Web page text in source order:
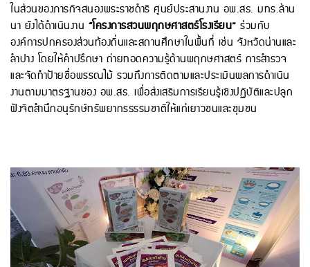
ในส่วนของภารกิจสนองพระราชดำริ ศูนย์ประสานงาน อพ.สธ. มทร.ล้าน
นา ยังได้ดำเนินงาน “โครงการสวนพฤกษศาสตร์โรงเรียน” ร่วมกับ
องค์การปกครองส่วนท้องถิ่นและสถานศึกษาในพื้นที่ เช่น จังหวัดน่านและ
ลำปาง โดยให้คำปรึกษา ถ่ายทอดความรู้ด้านพฤกษศาสตร์ การสำรวจ
และจัดทำป้ายชื่อพรรณไม้ รวมถึงการติดตามและประเมินผลการดำเนิน
งานตามมาตรฐานของ อพ.สธ. เพื่อส่งเสริมการเรียนรู้เชิงปฏิบัติและปลูก
ฝังจิตสำนึกอนุรักษ์ทรัพยากรธรรมชาติให้แก่เยาวชนและชุมชน